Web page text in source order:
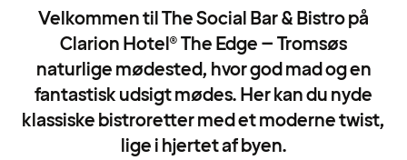
Velkommen til The Social Bar & Bistro på
Clarion Hotel® The Edge – Tromsøs
naturlige mødested, hvor god mad og en
fantastisk udsigt mødes. Her kan du nyde
klassiske bistroretter med et moderne twist,
lige i hjertet af byen.